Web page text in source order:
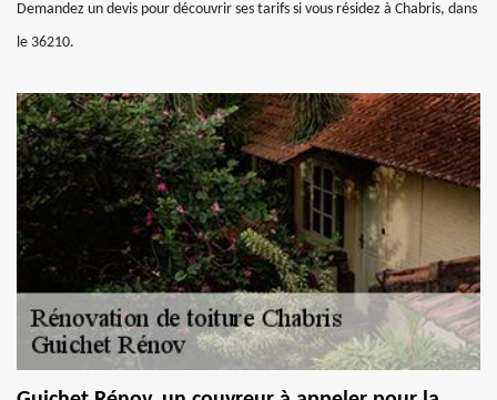
Demandez un devis pour découvrir ses tarifs si vous résidez à Chabris, dans
le 36210.